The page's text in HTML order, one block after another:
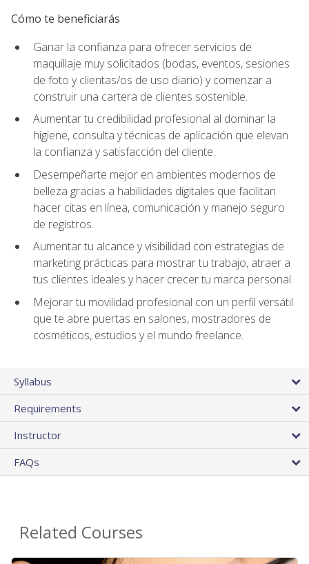
Cómo te beneficiarás
Ganar la confianza para ofrecer servicios de
maquillaje muy solicitados (bodas, eventos, sesiones
de foto y clientas/os de uso diario) y comenzar a
construir una cartera de clientes sostenible.
Aumentar tu credibilidad profesional al dominar la
higiene, consulta y técnicas de aplicación que elevan
la confianza y satisfacción del cliente.
Desempeñarte mejor en ambientes modernos de
belleza gracias a habilidades digitales que facilitan
hacer citas en línea, comunicación y manejo seguro
de registros.
Aumentar tu alcance y visibilidad con estrategias de
marketing prácticas para mostrar tu trabajo, atraer a
tus clientes ideales y hacer crecer tu marca personal.
Mejorar tu movilidad profesional con un perfil versátil
que te abre puertas en salones, mostradores de
cosméticos, estudios y el mundo freelance.
Syllabus
Requirements
Instructor
FAQs
Related Courses